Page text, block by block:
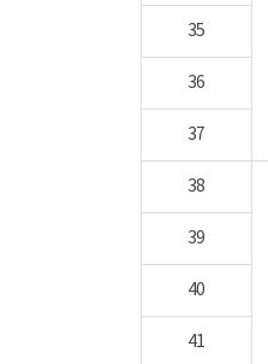
35
36
37
38
39
40
41